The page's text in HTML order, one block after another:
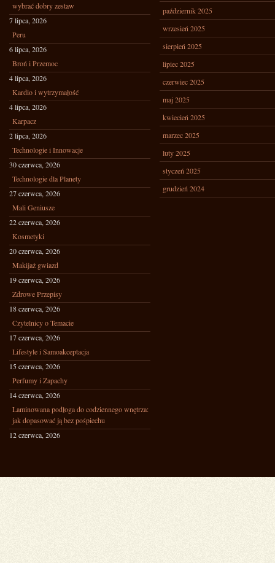
wybrać dobry zestaw
7 lipca, 2026
Peru
6 lipca, 2026
Broń i Przemoc
4 lipca, 2026
Kardio i wytrzymałość
4 lipca, 2026
Karpacz
2 lipca, 2026
Technologie i Innowacje
30 czerwca, 2026
Technologie dla Planety
27 czerwca, 2026
Mali Geniusze
22 czerwca, 2026
Kosmetyki
20 czerwca, 2026
Makijaż gwiazd
19 czerwca, 2026
Zdrowe Przepisy
18 czerwca, 2026
Czytelnicy o Temacie
17 czerwca, 2026
Lifestyle i Samoakceptacja
15 czerwca, 2026
Perfumy i Zapachy
14 czerwca, 2026
Laminowana podłoga do codziennego wnętrza:
jak dopasować ją bez pośpiechu
12 czerwca, 2026
październik 2025
wrzesień 2025
sierpień 2025
lipiec 2025
czerwiec 2025
maj 2025
kwiecień 2025
marzec 2025
luty 2025
styczeń 2025
grudzień 2024